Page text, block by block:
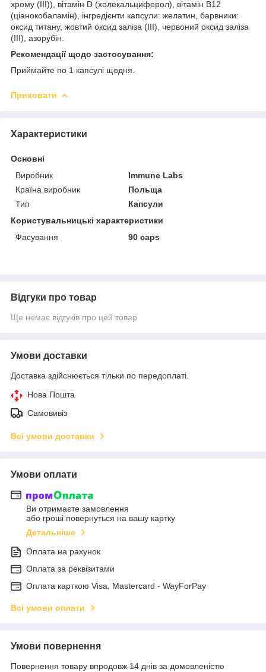
хрому (III)), вітамін D (холекальциферол), вітамін B12
(ціанокобаламін), інгредієнти капсули: желатин, барвники:
оксид титану, жовтий оксид заліза (ІІІ), червоний оксид заліза
(ІІІ), азорубін.
Рекомендації щодо застосування:
Приймайте по 1 капсулі щодня.
Приховати
Характеристики
Основні
Виробник
Immune Labs
Країна виробник
Польща
Тип
Капсули
Користувальницькі характеристики
Фасування
90 caps
Відгуки про товар
Ще немає відгуків про цей товар
Умови доставки
Доставка здійснюється тільки по передоплаті.
Нова Пошта
Самовивіз
Всі умови доставки
Умови оплати
Ви отримаєте замовлення
або гроші повернуться на вашу картку
Детальніше
Оплата на рахунок
Оплата за реквізитами
Оплата карткою Visa, Mastercard - WayForPay
Всі умови оплати
Умови повернення
Повернення товару впродовж 14 днів за домовленістю